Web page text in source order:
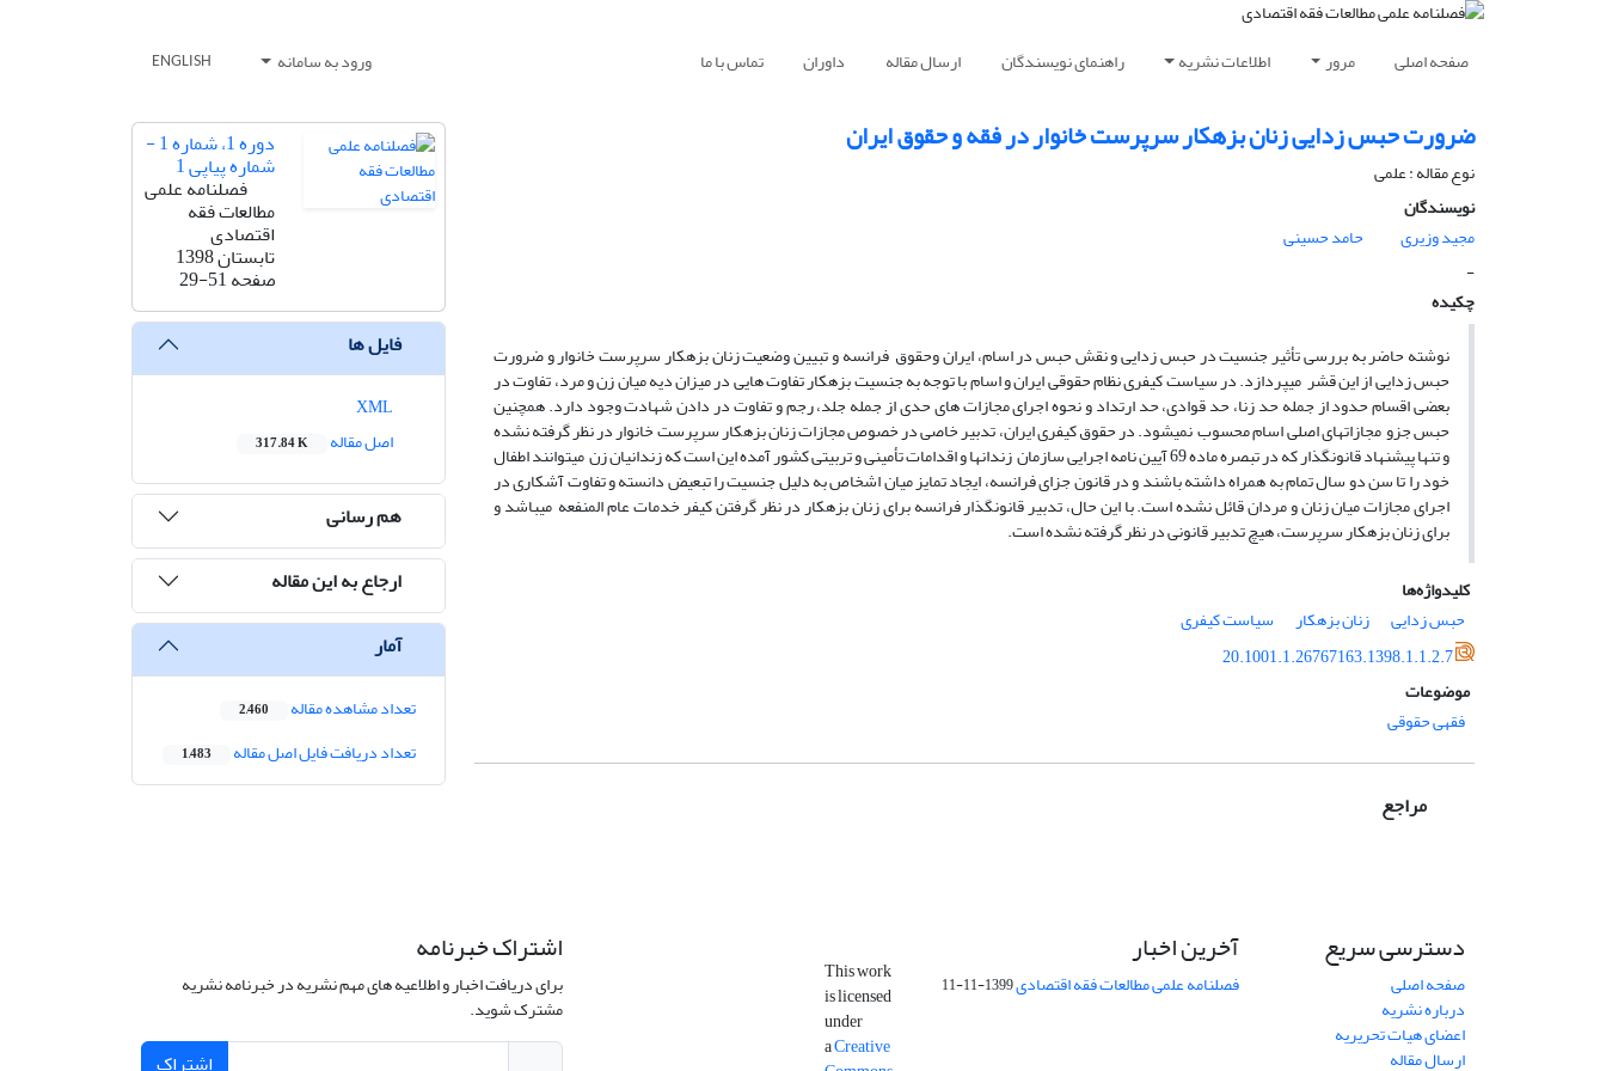
صفحه اصلی مرور اطلاعات نشریه راهنمای نویسندگان ارسال مقاله داوران تماس با ما ورود به سامانه ENGLISH
ضرورت حبس زدایی زنان بزهکار سرپرست خانوار در فقه و حقوق ایران
نوع مقاله : علمی
نویسندگان
مجید وزیری
حامد حسینی
-
چکیده
نوشته حاضر به بررسی تأثیر جنسیت در حبس زدایی و نقش حبس در اسام، ایران وحقوق فرانسه و تبیین وضعیت زنان بزهکار سرپرست خانوار و ضرورت
حبس زدایی از این قشر میپردازد. در سیاست کیفری نظام حقوقی ایران و اسام با توجه به جنسیت بزهکار تفاوت هایی در میزان دیه میان زن و مرد، تفاوت در
بعضی اقسام حدود از جمله حد زنا، حد قوادی، حد ارتداد و نحوه اجرای مجازات های حدی از جمله جلد، رجم و تفاوت در دادن شهادت وجود دارد. همچنین
حبس جزو مجازاتهای اصلی اسام محسوب نمیشود. در حقوق کیفری ایران، تدبیر خاصی در خصوص مجازات زنان بزهکار سرپرست خانوار در نظر گرفته نشده
و تنها پیشنهاد قانونگذار که در تبصره ماده 69 آیین نامه اجرایی سازمان زندانها و اقدامات تأمینی و تربیتی کشور آمده این است که زندانیان زن میتوانند اطفال
خود را تا سن دو سال تمام به همراه داشته باشند و در قانون جزای فرانسه، ایجاد تمایز میان اشخاص به دلیل جنسیت را تبعیض دانسته و تفاوت آشکاری در
اجرای مجازات میان زنان و مردان قائل نشده است. با این حال، تدبیر قانونگذار فرانسه برای زنان بزهکار در نظر گرفتن کیفر خدمات عام المنفعه میباشد و
برای زنان بزهکار سرپرست، هیچ تدبیر قانونی در نظر گرفته نشده است.
کلیدواژه‌ها
حبس زدایی
زنان بزهکار
سیاست کیفری
20.1001.1.26767163.1398.1.1.2.7
موضوعات
فقهی حقوقی
مراجع
دوره 1، شماره 1 -
شماره پیاپی 1
فصلنامه علمی
مطالعات فقه
اقتصادی
تابستان 1398
صفحه29-51
فایل ها
اصل مقاله
317.84 K
هم رسانی
ارجاع به این مقاله
آمار
تعداد مشاهده مقاله 2,460
تعداد دریافت فایل اصل مقاله 1,483
دسترسی سریع
صفحه اصلی
درباره نشریه
اعضای هیات تحریریه
ارسال مقاله
آخرین اخبار
فصلنامه علمی مطالعات فقه اقتصادی1399-11-11
This work
is licensed
under
aCreative
اشتراک خبرنامه
برای دریافت اخبار و اطلاعیه های مهم نشریه در خبرنامه نشریه
مشترک شوید.